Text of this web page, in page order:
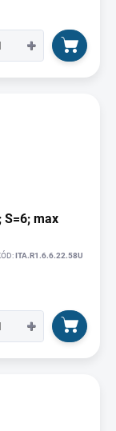
+
S=6; max
ITA.R1.6.6.22.58U
+